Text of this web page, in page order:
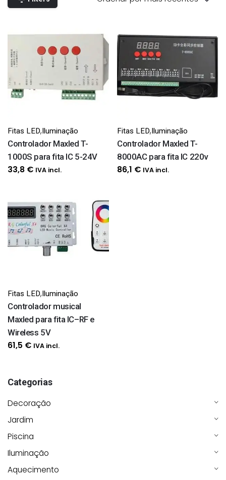
Categorias
Decoração
Jardim
Piscina
Iluminação
Aquecimento
Fitas LED,Iluminação
Controlador Maxled T-
1000S para fita IC 5-24V
33,8 € IVA incl.
Fitas LED,Iluminação
Controlador Maxled T-
8000AC para fita IC 220v
86,1 € IVA incl.
Fitas LED,Iluminação
Controlador musical
Maxled para fita IC–RF e
Wireless 5V
61,5 € IVA incl.